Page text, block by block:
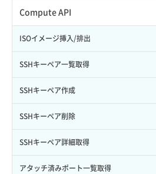
Credential削除
Credential詳細取得
サブユーザーからロールを紐づけ解除
サブユーザーにロールを紐づけ
サブユーザー一覧取得
サブユーザー作成
サブユーザー削除
スナップショット作成
スナップショット削除
スナップショット復元
スナップショット詳細一覧取得
スナップショット詳細取得（アイテム指定）
バックアップリストア
バックアップ一覧取得
ISOイメージアップロード
ISOイメージ作成
イメージ一覧取得
イメージ保存使用量取得
イメージ保存容量取得
イメージ保存容量変更
イメージ削除
Compute API
ISOイメージ挿入/排出
SSHキーペア一覧取得
SSHキーペア作成
SSHキーペア削除
SSHキーペア詳細取得
アタッチ済みポート一覧取得